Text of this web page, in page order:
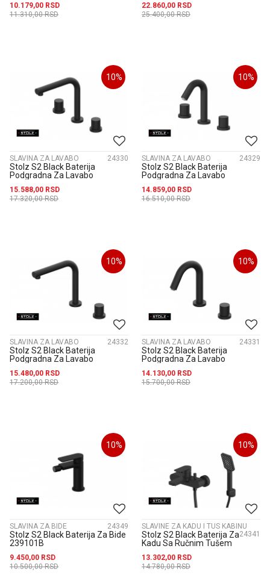
10.179,00 RSD
11.310,00RSD
237251
22.860,00 RSD
25.400,00RSD
10%
SLAVINA ZA LAVABO 24330
Stolz S2 Black Baterija
Podgradna Za Lavabo
15.588,00 RSD
17.320,00RSD
10%
SLAVINA ZA LAVABO 24329
Stolz S2 Black Baterija
Podgradna Za Lavabo
14.859,00 RSD
16.510,00RSD
10%
SLAVINA ZA LAVABO 24332
Stolz S2 Black Baterija
Podgradna Za Lavabo
15.480,00 RSD
17.200,00RSD
10%
SLAVINA ZA LAVABO 24331
Stolz S2 Black Baterija
Podgradna Za Lavabo
14.130,00 RSD
15.700,00RSD
10%
SLAVINA ZA BIDE 24349
Stolz S2 Black Baterija Za Bide
239101B
9.450,00 RSD
10.500,00RSD
10%
SLAVINE ZA KADU I TUS KABINU
24341
Stolz S2 Black Baterija Za
Kadu Sa Ručnim Tušem
13.302,00 RSD
14.780,00RSD